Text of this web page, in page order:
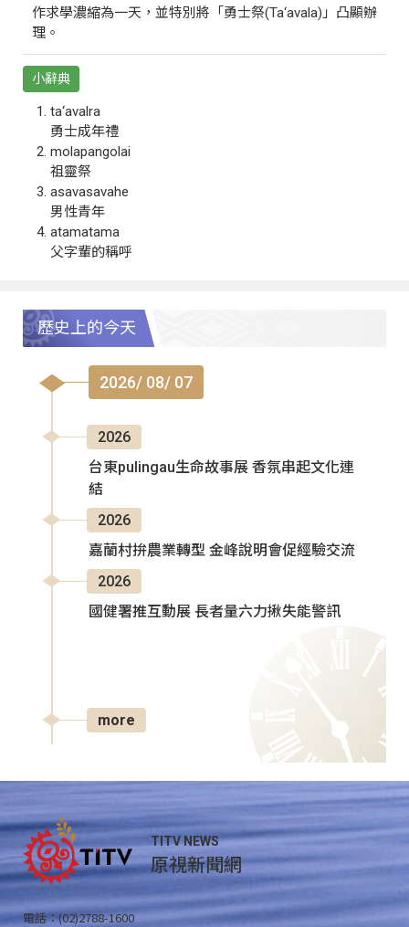
作求學濃縮為一天，並特別將「勇士祭(Ta‘avala)」凸顯辦
理。
小辭典
ta‘avalra
勇士成年禮
molapangolai
祖靈祭
asavasavahe
男性青年
atamatama
父字輩的稱呼
歷史上的今天
2026/ 08/ 07
2026
台東pulingau生命故事展 香氛串起文化連
結
2026
嘉蘭村拚農業轉型 金峰說明會促經驗交流
2026
國健署推互動展 長者量六力揪失能警訊
more
TITV NEWS
原視新聞網
電話：(02)2788-1600